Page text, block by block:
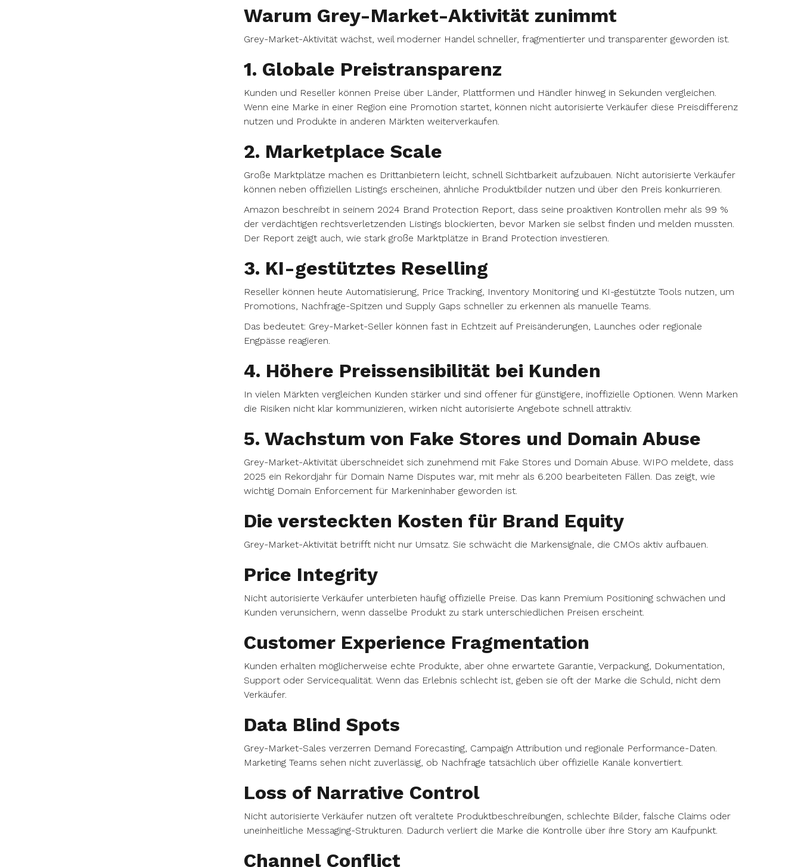
Warum Grey-Market-Aktivität zunimmt
Grey-Market-Aktivität wächst, weil moderner Handel schneller, fragmentierter und transparenter geworden ist.
1. Globale Preistransparenz
Kunden und Reseller können Preise über Länder, Plattformen und Händler hinweg in Sekunden vergleichen.
Wenn eine Marke in einer Region eine Promotion startet, können nicht autorisierte Verkäufer diese Preisdifferenz
nutzen und Produkte in anderen Märkten weiterverkaufen.
2. Marketplace Scale
Große Marktplätze machen es Drittanbietern leicht, schnell Sichtbarkeit aufzubauen. Nicht autorisierte Verkäufer
können neben offiziellen Listings erscheinen, ähnliche Produktbilder nutzen und über den Preis konkurrieren.
Amazon beschreibt in seinem 2024 Brand Protection Report, dass seine proaktiven Kontrollen mehr als 99 %
der verdächtigen rechtsverletzenden Listings blockierten, bevor Marken sie selbst finden und melden mussten.
Der Report zeigt auch, wie stark große Marktplätze in Brand Protection investieren.
3. KI-gestütztes Reselling
Reseller können heute Automatisierung, Price Tracking, Inventory Monitoring und KI-gestützte Tools nutzen, um
Promotions, Nachfrage-Spitzen und Supply Gaps schneller zu erkennen als manuelle Teams.
Das bedeutet: Grey-Market-Seller können fast in Echtzeit auf Preisänderungen, Launches oder regionale
Engpässe reagieren.
4. Höhere Preissensibilität bei Kunden
In vielen Märkten vergleichen Kunden stärker und sind offener für günstigere, inoffizielle Optionen. Wenn Marken
die Risiken nicht klar kommunizieren, wirken nicht autorisierte Angebote schnell attraktiv.
5. Wachstum von Fake Stores und Domain Abuse
Grey-Market-Aktivität überschneidet sich zunehmend mit Fake Stores und Domain Abuse. WIPO meldete, dass
2025 ein Rekordjahr für Domain Name Disputes war, mit mehr als 6.200 bearbeiteten Fällen. Das zeigt, wie
wichtig Domain Enforcement für Markeninhaber geworden ist.
Die versteckten Kosten für Brand Equity
Grey-Market-Aktivität betrifft nicht nur Umsatz. Sie schwächt die Markensignale, die CMOs aktiv aufbauen.
Price Integrity
Nicht autorisierte Verkäufer unterbieten häufig offizielle Preise. Das kann Premium Positioning schwächen und
Kunden verunsichern, wenn dasselbe Produkt zu stark unterschiedlichen Preisen erscheint.
Customer Experience Fragmentation
Kunden erhalten möglicherweise echte Produkte, aber ohne erwartete Garantie, Verpackung, Dokumentation,
Support oder Servicequalität. Wenn das Erlebnis schlecht ist, geben sie oft der Marke die Schuld, nicht dem
Verkäufer.
Data Blind Spots
Grey-Market-Sales verzerren Demand Forecasting, Campaign Attribution und regionale Performance-Daten.
Marketing Teams sehen nicht zuverlässig, ob Nachfrage tatsächlich über offizielle Kanäle konvertiert.
Loss of Narrative Control
Nicht autorisierte Verkäufer nutzen oft veraltete Produktbeschreibungen, schlechte Bilder, falsche Claims oder
uneinheitliche Messaging-Strukturen. Dadurch verliert die Marke die Kontrolle über ihre Story am Kaufpunkt.
Channel Conflict